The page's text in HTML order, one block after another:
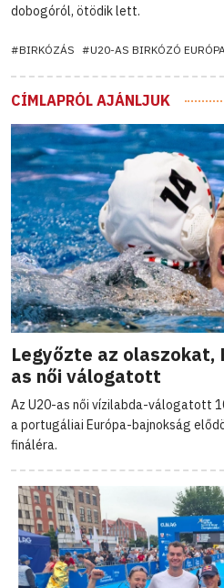
dobogóról, ötödik lett.
#BIRKÓZÁS #U20-AS BIRKÓZÓ
CÍMLAPRÓL AJÁNLJUK
Legyőzte az olaszokat,
as női válogatott
Az U20-as női vízilabda-válogatott
a portugáliai Európa-bajnokság
fináléra.